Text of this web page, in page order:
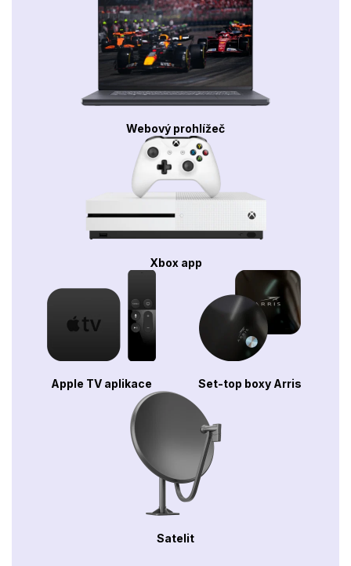
Webový prohlížeč
Xbox app
Apple TV aplikace Set-top boxy Arris
Satelit